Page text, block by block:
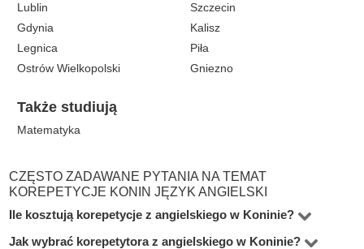
Lublin
Szczecin
Gdynia
Kalisz
Legnica
Piła
Ostrów Wielkopolski
Gniezno
Także studiują
Matematyka
CZĘSTO ZADAWANE PYTANIA NA TEMAT
KOREPETYCJE KONIN JĘZYK ANGIELSKI
Ile kosztują korepetycje z angielskiego w Koninie?
Ceny zaczynają się zwykle od 60 zł za 60 minut zajęć.
Jak wybrać korepetytora z angielskiego w Koninie?